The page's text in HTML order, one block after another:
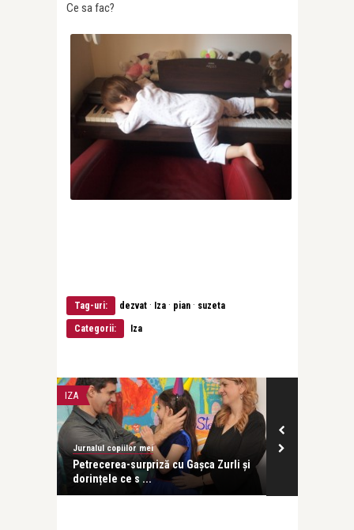
Ce sa fac?
Tag-uri: dezvat · Iza · pian · suzeta
Categorii: Iza
IZA
Jurnalul copiilor mei
Petrecerea-surpriză cu Gașca Zurli și
dorințele ce s ...